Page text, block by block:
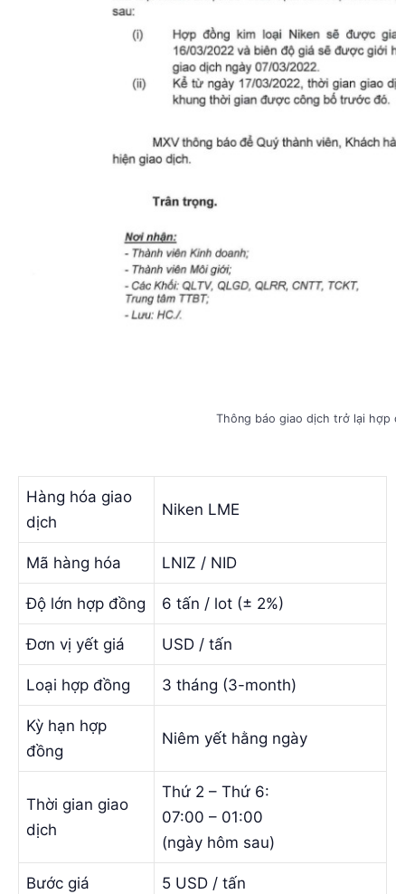
Thông báo giao dịch trở lại hợp
Hàng hóa giao
dịch
Niken LME
Mã hàng hóa LNIZ / NID
Độ lớn hợp đồng 6 tấn / lot (± 2%)
Đơn vị yết giá USD / tấn
Loại hợp đồng 3 tháng (3-month)
Kỳ hạn hợp
đồng
Niêm yết hằng ngày
Thời gian giao
dịch
Thứ 2 – Thứ 6:
07:00 – 01:00
(ngày hôm sau)
Bước giá 5 USD / tấn